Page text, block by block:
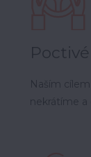
Naším
nekrátíme